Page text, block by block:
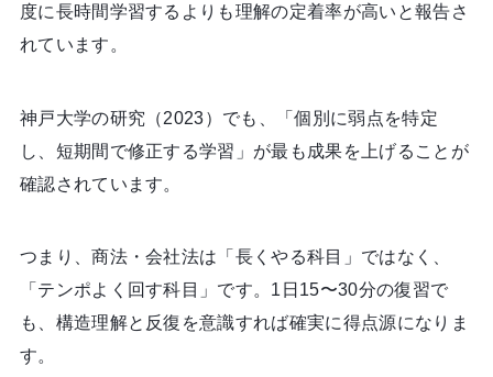
度に長時間学習するよりも理解の定着率が高いと報告さ
れています。
神戸大学の研究（2023）でも、「個別に弱点を特定
し、短期間で修正する学習」が最も成果を上げることが
確認されています。
つまり、商法・会社法は「長くやる科目」ではなく、
「テンポよく回す科目」です。1日15〜30分の復習で
も、構造理解と反復を意識すれば確実に得点源になりま
す。